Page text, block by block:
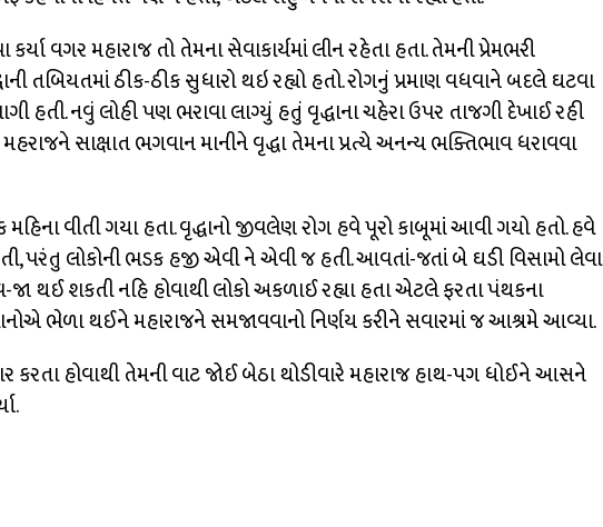
વગર મહારાજ તો તેમના સેવાકાર્યમાં લીન રહેતા હતા. તેમની પ્રેમભરી
તબિયતમાં ઠીક-ઠીક સુધારો થઇ રહ્યો હતો. રોગનું પ્રમાણ વધવાને બદલે ઘટવા
હતી. નવું લોહી પણ ભરાવા લાગ્યું હતું વૃદ્ધાના ચહેરા ઉપર તાજગી દેખાઈ રહી
સાક્ષાત ભગવાન માનીને વૃદ્ધા તેમના પ્રત્યે અનન્ય ભક્તિભાવ ધરાવવા
વીતી ગયા હતા. વૃદ્ધાનો જીવલેણ રોગ હવે પૂરો કાબૂમાં આવી ગયો હતો. હવે
પરંતુ લોકોની ભડક હજી એવી ને એવી જ હતી. આવતાં-જતાં બે ઘડી વિસામો લેવા
થઈ શકતી નહિ હોવાથી લોકો અકળાઈ રહ્યા હતા એટલે ફરતા પંથકના
ભેળા થઈને મહારાજને સમજાવવાનો નિર્ણય કરીને સવારમાં જ આશ્રમે આવ્યા.
કરતા હોવાથી તેમની વાટ જોઈ બેઠા થોડીવારે મહારાજ હાથ-પગ ધોઈને આસને